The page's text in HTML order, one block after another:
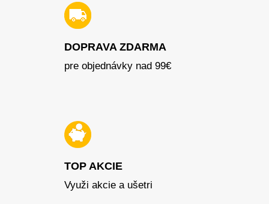
DOPRAVA ZDARMA
pre objednávky nad 99€
TOP AKCIE
Využi akcie a ušetri